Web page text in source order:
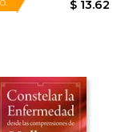
15%
dcto.